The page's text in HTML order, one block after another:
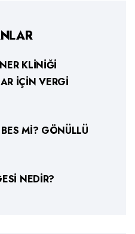
KLINIĞI
İÇIN VERGI
MI? GÖNÜLLÜ
NEDIR?